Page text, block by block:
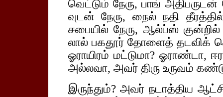
வெட்டும் நேரு, பாங்
வுடன் நேரு, நைல் நதி
சபையில் நேரு, ஆல்ப்ஸ்
லால் பகதூர் தோளைத் தடவிக்
ஓராயிரம் மட்டுமா? ஓராண்டா,
அல்லவா, அவர் திரு உருவம்
இருந்தும்? அவர் நடாத்திய